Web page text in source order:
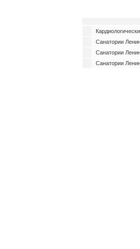
Санатории
Санатории
Санатории